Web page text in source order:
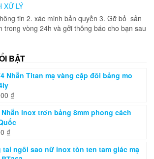
XỬ LÝ
tin 2. xác minh bản quyền 3. Gỡ bỏ sản
trong vòng 24h và gởi thông báo cho bạn sau
BẬT
Nhẫn Titan mạ vàng cặp đôi bảng mo
₫
Nhẫn inox trơn bảng 8mm phong cách
₫
tai ngôi sao nữ inox tòn ten tam giác mạ